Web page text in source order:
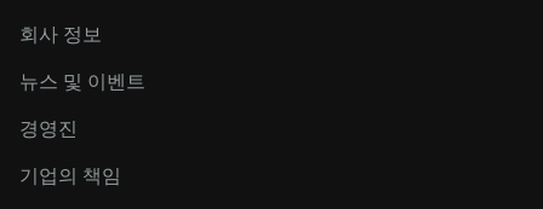
회사 정보
뉴스 및 이벤트
경영진
기업의 책임